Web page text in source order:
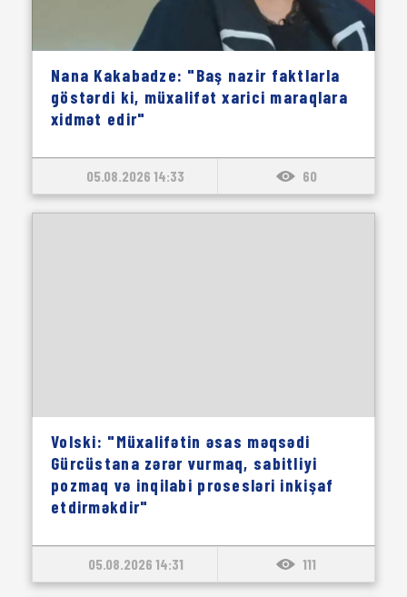
Nana Kakabadze: "Baş nazir faktlarla
göstərdi ki, müxalifət xarici maraqlara
xidmət edir"
05.08.2026 14:33 60
Volski: "Müxalifətin əsas məqsədi
Gürcüstana zərər vurmaq, sabitliyi
pozmaq və inqilabi prosesləri inkişaf
etdirməkdir"
05.08.2026 14:31 111